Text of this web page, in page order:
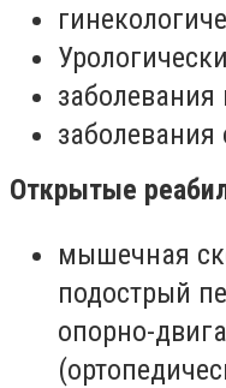
заболевания
Открытые
мышечная
подострый
опорно-